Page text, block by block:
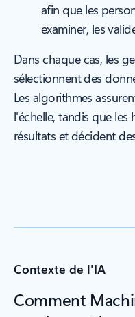
afin que les
examiner, les
Dans chaque cas, les
sélectionnent des
Les algorithmes
l'échelle, tandis que les
résultats et décident
Contexte de l'IA
Comment